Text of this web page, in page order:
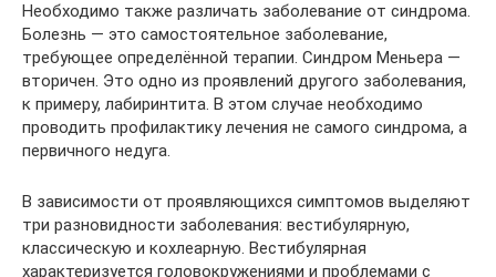
Необходимо также различать заболевание от синдрома.
Болезнь — это самостоятельное заболевание,
требующее определённой терапии. Синдром Меньера —
вторичен. Это одно из проявлений другого заболевания,
к примеру, лабиринтита. В этом случае необходимо
проводить профилактику лечения не самого синдрома, а
первичного недуга.
В зависимости от проявляющихся симптомов выделяют
три разновидности заболевания: вестибулярную,
классическую и кохлеарную. Вестибулярная
характеризуется головокружениями и проблемами с